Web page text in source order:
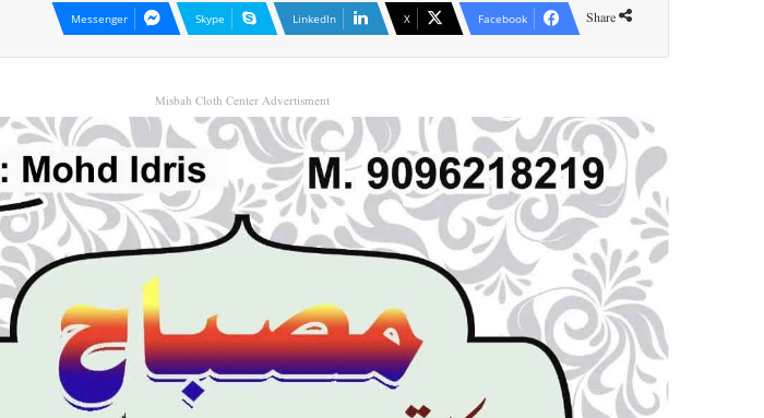
Share
Facebook
X
LinkedIn
Skype
Messenger
Misbah Cloth Center Advertisment